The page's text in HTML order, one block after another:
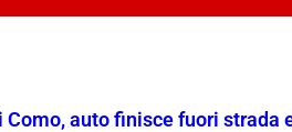
Como, auto finisce fuori strada